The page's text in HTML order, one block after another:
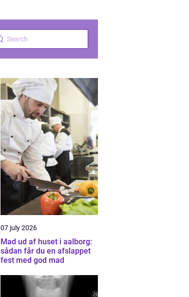
07 july 2026
Mad ud af huset i aalborg:
sådan får du en afslappet
fest med god mad